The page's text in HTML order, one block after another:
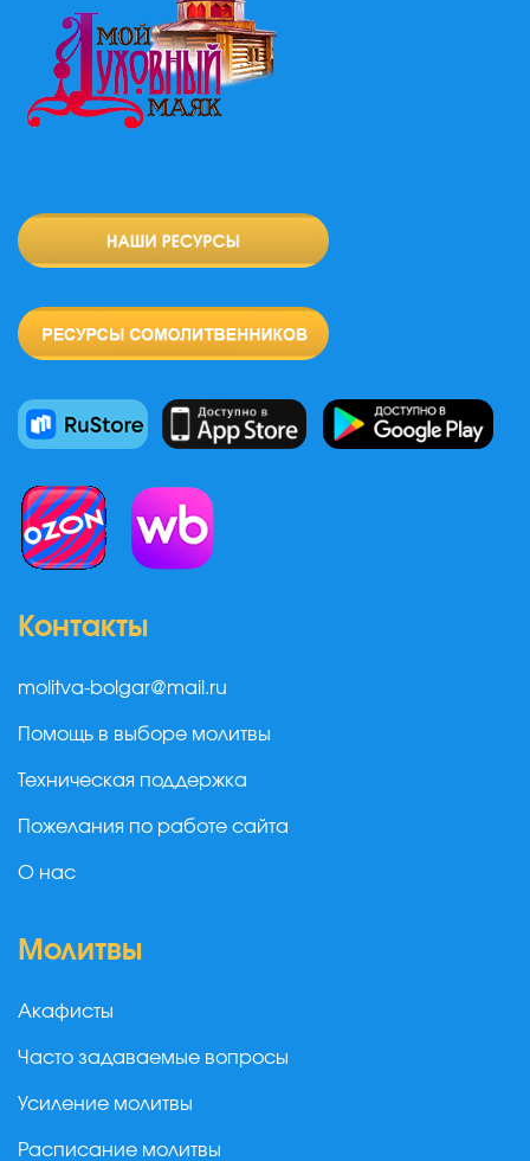
Контакты
molitva-bolgar@mail.ru
Помощь в выборе молитвы
Техническая поддержка
Пожелания по работе сайта
О нас
Молитвы
Акафисты
Часто задаваемые вопросы
Усиление молитвы
Расписание молитвы